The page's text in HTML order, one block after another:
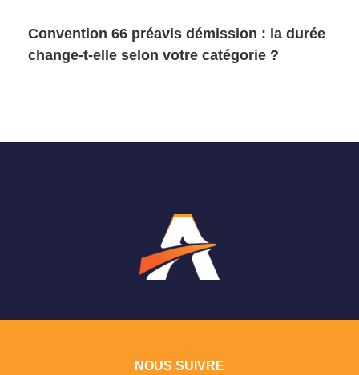
Convention 66 préavis démission : la durée
change-t-elle selon votre catégorie ?
NOUS SUIVRE